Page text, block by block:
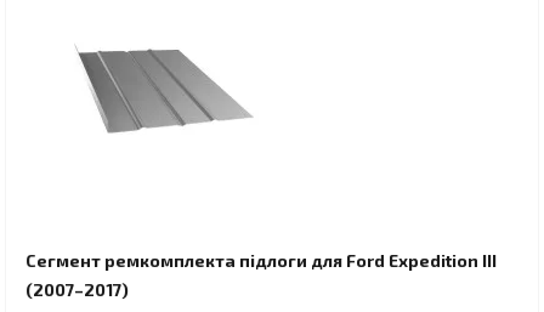
Сегмент ремкомплекта підлоги для Ford Expedition III
(2007–2017)